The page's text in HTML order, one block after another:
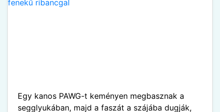
Egy kanos PAWG-t keményen megbasznak a
segglyukában, majd a faszát a szájába dugják,